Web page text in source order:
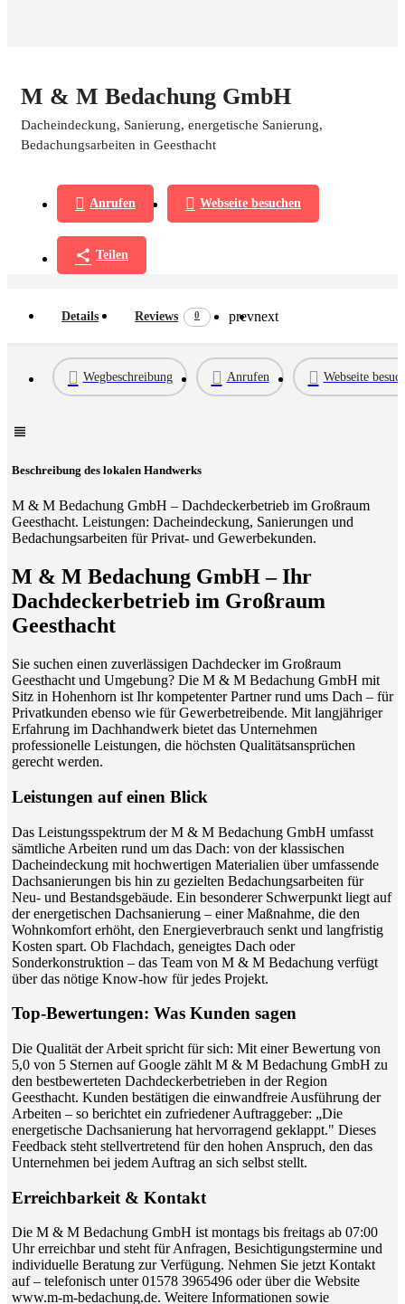
M & M Bedachung GmbH
Dacheindeckung, Sanierung, energetische Sanierung,
Bedachungsarbeiten in Geesthacht
Anrufen Webseite besuchen
Teilen
Details Reviews 0 prevnext
Wegbeschreibung Anrufen Webseite
Beschreibung des lokalen Handwerks
M & M Bedachung GmbH – Dachdeckerbetrieb im Großraum
Geesthacht. Leistungen: Dacheindeckung, Sanierungen und
Bedachungsarbeiten für Privat- und Gewerbekunden.
M & M Bedachung GmbH – Ihr
Dachdeckerbetrieb im Großraum
Geesthacht
Sie suchen einen zuverlässigen Dachdecker im Großraum
Geesthacht und Umgebung? Die M & M Bedachung GmbH mit
Sitz in Hohenhorn ist Ihr kompetenter Partner rund ums Dach – für
Privatkunden ebenso wie für Gewerbetreibende. Mit langjähriger
Erfahrung im Dachhandwerk bietet das Unternehmen
professionelle Leistungen, die höchsten Qualitätsansprüchen
gerecht werden.
Leistungen auf einen Blick
Das Leistungsspektrum der M & M Bedachung GmbH umfasst
sämtliche Arbeiten rund um das Dach: von der klassischen
Dacheindeckung mit hochwertigen Materialien über umfassende
Dachsanierungen bis hin zu gezielten Bedachungsarbeiten für
Neu- und Bestandsgebäude. Ein besonderer Schwerpunkt liegt auf
der energetischen Dachsanierung – einer Maßnahme, die den
Wohnkomfort erhöht, den Energieverbrauch senkt und langfristig
Kosten spart. Ob Flachdach, geneigtes Dach oder
Sonderkonstruktion – das Team von M & M Bedachung verfügt
über das nötige Know-how für jedes Projekt.
Top-Bewertungen: Was Kunden sagen
Die Qualität der Arbeit spricht für sich: Mit einer Bewertung von
5,0 von 5 Sternen auf Google zählt M & M Bedachung GmbH zu
den bestbewerteten Dachdeckerbetrieben in der Region
Geesthacht. Kunden bestätigen die einwandfreie Ausführung der
Arbeiten – so berichtet ein zufriedener Auftraggeber: „Die
energetische Dachsanierung hat hervorragend geklappt." Dieses
Feedback steht stellvertretend für den hohen Anspruch, den das
Unternehmen bei jedem Auftrag an sich selbst stellt.
Erreichbarkeit & Kontakt
Die M & M Bedachung GmbH ist montags bis freitags ab 07:00
Uhr erreichbar und steht für Anfragen, Besichtigungstermine und
individuelle Beratung zur Verfügung. Nehmen Sie jetzt Kontakt
auf – telefonisch unter 01578 3965496 oder über die Website
www.m-m-bedachung.de. Weitere Informationen sowie